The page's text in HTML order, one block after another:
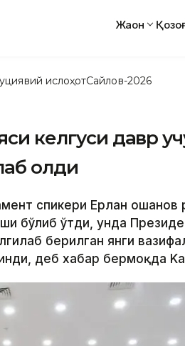
Жаҳон
ислоҳотСайлов-2026
келгуси давр
олди
спикери Ерлан Қошанов
бўлиб ўтди, унда
берилган янги
деб хабар бермоқда